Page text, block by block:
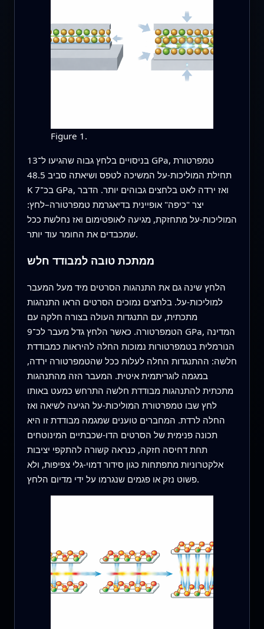
Figure 1.
בניסויים בלחץ גבוה שהגיעו ל־13 GPa, טמפרטורת
תחילת המוליכות-על המשיכה לטפס ושיאתה סביב 48.5
K בכ־7 GPa, ואז ירדה לאט בלחצים גבוהים יותר. הדבר
יצר "כיפה" אופיינית בדיאגרמת טמפרטורה–לחץ:
המוליכות-על מתחזקת, מגיעה לאופטימום ואז נחלשת ככל
שמכבדים את החומר עוד יותר.
ממתכת טובה למבודד חלש
הלחץ שינה גם את התנהגות הסרטים מיד מעל המעבר
למוליכות-על. בלחצים נמוכים הסרטים הראו התנהגות
מתכתית, עם התנגדות העולה בצורה חלקה עם
הטמפרטורה. כאשר הלחץ גדל מעבר לכ־9 GPa, המדינה
הנורמלית בטמפרטורות נמוכות החלה להיראות כמבודדת
חלשה: ההתנגדות החלה לעלות ככל שהטמפרטורה ירדה,
במגמה לוגריתמית איטית. המעבר הזה מהתנהגות
מתכתית להתנהגות מבודדת חלשה התרחש כמעט באותו
לחץ שבו טמפרטורת המוליכות-על הגיעה לשיאה ואז
החלה לרדת. המחברים טוענים שמגמה מבודדת זו היא
תכונה פנימית של הסרטים הדו-שכבתיים המינוטחים
תחת דחיסה חזקה, כנראה קשורה להתקפי יציבות
אלקטרוניות מתפתחות כגון סידור דמוי-גלי צפיפות, ולא
פשוט נזק או פגמים שנגרמו על ידי מדיום הלחץ.